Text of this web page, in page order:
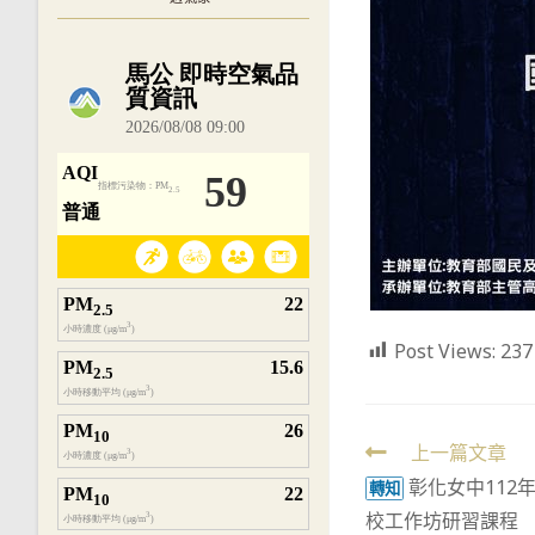
Post Views: 237
Read
more
上一篇文章
轉知 彰化女中112
校工作坊研習課程
內嵌空氣品質小工具為視覺預覽，完整即